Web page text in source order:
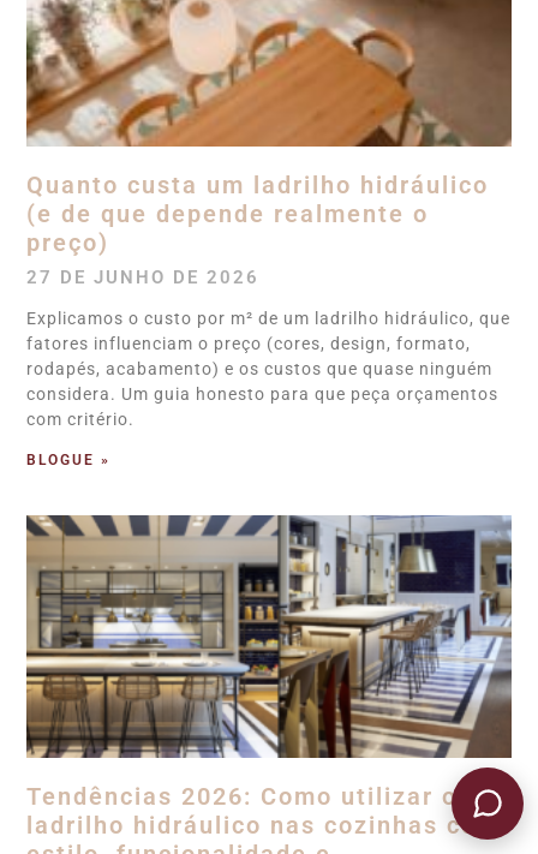
Quanto custa um ladrilho hidráulico
(e de que depende realmente o
preço)
27 DE JUNHO DE 2026
Explicamos o custo por m² de um ladrilho hidráulico, que
fatores influenciam o preço (cores, design, formato,
rodapés, acabamento) e os custos que quase ninguém
considera. Um guia honesto para que peça orçamentos
com critério.
BLOGUE »
Tendências 2026: Como utilizar o
ladrilho hidráulico nas cozinhas com